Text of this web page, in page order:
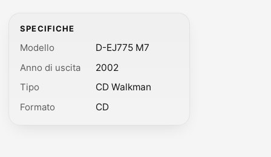
SPECIFICHE
Modello
D-EJ775 M7
Anno di uscita
2002
Tipo
CD Walkman
Formato
CD